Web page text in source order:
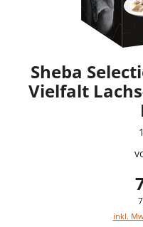
Sheba
Vielfalt
inkl.